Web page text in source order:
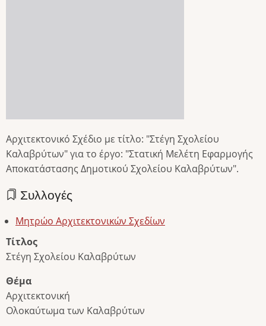
Αρχιτεκτονικό Σχέδιο με τίτλο: "Στέγη Σχολείου
Καλαβρύτων" για το έργο: "Στατική Μελέτη Εφαρμογής
Αποκατάστασης Δημοτικού Σχολείου Καλαβρύτων".
Συλλογές
Μητρώο Αρχιτεκτονικών Σχεδίων
Τίτλος
Στέγη Σχολείου Καλαβρύτων
Θέμα
Αρχιτεκτονική
Ολοκαύτωμα των Καλαβρύτων